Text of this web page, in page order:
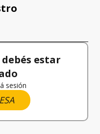
estar
sesión